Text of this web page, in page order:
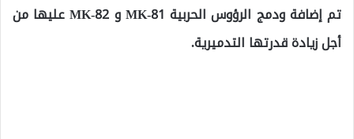
تم إضافة ودمج الرؤوس الحربية MK-81 و MK-82 عليها من
أجل زيادة قدرتها التدميرية.